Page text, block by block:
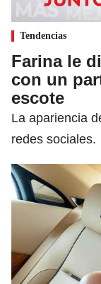
Tendencias
Farina le
con un
escote
La apariencia
redes sociales.